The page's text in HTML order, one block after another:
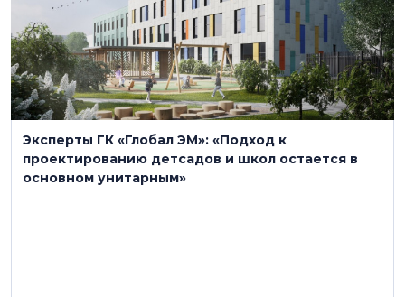
Эксперты ГК «Глобал ЭМ»: «Подход к
проектированию детсадов и школ остается в
основном унитарным»